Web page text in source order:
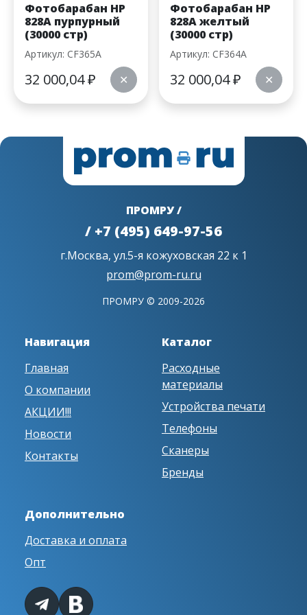
Фотобарабан HP
828A пурпурный
(30000 стр)
Артикул: CF365A
32 000,04₽ ✕
Фотобарабан HP
828A желтый
(30000 стр)
Артикул: CF364A
32 000,04₽ ✕
ПРОМРУ /
/ +7 (495) 649-97-56
г.Москва, ул.5-я кожуховская 22 к 1
prom@prom-ru.ru
ПРОМРУ © 2009-2026
Навигация
Главная
О компании
АКЦИИ!!!
Новости
Контакты
Каталог
Расходные
материалы
Устройства печати
Телефоны
Сканеры
Бренды
Дополнительно
Доставка и оплата
Опт